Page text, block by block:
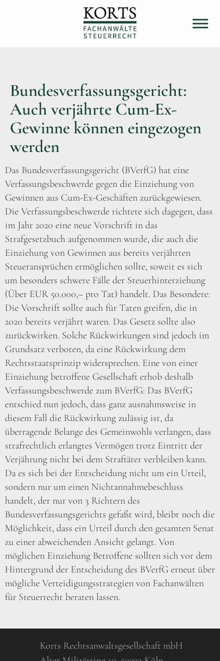
Bundesverfassungsgericht:
Auch verjährte Cum-Ex-
Gewinne können eingezogen
werden
Das Bundesverfassungsgericht (BVerfG) hat eine
Verfassungsbeschwerde gegen die Einziehung von
Gewinnen aus Cum-Ex-Geschäften zurückgewiesen.
Die Verfassungsbeschwerde richtete sich dagegen, dass
im Jahr 2020 eine neue Vorschrift in das
Strafgesetzbuch aufgenommen wurde, die auch die
Einziehung von Gewinnen aus bereits verjährten
Steueransprüchen ermöglichen sollte, soweit es sich
um besonders schwere Fälle der Steuerhinterziehung
(Über EUR 50.000,– pro Tat) handelt. Das Besondere:
Die Vorschrift sollte auch für Taten greifen, die in
2020 bereits verjährt waren. Das Gesetz sollte also
zurückwirken. Solche Rückwirkungen sind jedoch im
Grundsatz verboten, da eine Rückwirkung dem
Rechtsstaatsprinzip widersprechen. Eine von einer
Einziehung betroffene Gesellschaft erhob deshalb
Verfassungsbeschwerde zum BVerfG: Das BVerfG
entschied nun jedoch, dass ganz ausnahmsweise in
diesem Fall die Rückwirkung zulässig ist, da
überragende Belange des Gemeinwohls verlangen, dass
strafrechtlich erlangtes Vermögen trotz Eintritt der
Verjährung nicht bei dem Straftäter verbleiben kann.
Da es sich bei der Entscheidung nicht um ein Urteil,
sondern nur um einen Nichtannahmebeschluss
handelt, der nur von 3 Richtern des
Bundesverfassungsgerichts gefaßt wird, bleibt noch die
Möglichkeit, dass ein Urteil durch den gesamten Senat
zu einer abweichenden Ansicht gelangt. Von
möglichen Einziehung Betroffene sollten sich vor dem
Hintergrund der Entscheidung des BVerfG erneut über
mögliche Verteidigungsstrategien von Fachanwälten
für Steuerrecht beraten lassen.
Korts Rechtsanwaltsgesellschaft mbH